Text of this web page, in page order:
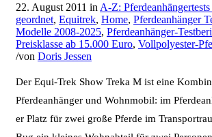
22. August 2011 in A-Z:
geordnet, Equitrek, Home, Pferdeanhänger
Modelle 2008-2025, Pferdeanhänger-
Preisklasse ab 15.000 Euro, Vollpolyester-
/von Doris Jessen
Der Equi-Trek Show Treka M ist eine
Pferdeanhänger und Wohnmobil: im
er Platz für zwei große Pferde im